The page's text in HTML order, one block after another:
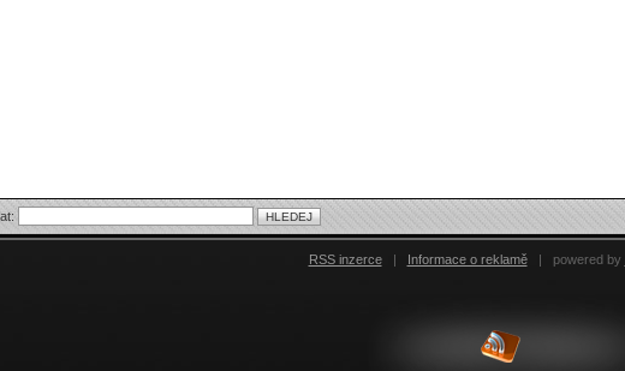
RSS inzerce | Informace o reklamě | powered by